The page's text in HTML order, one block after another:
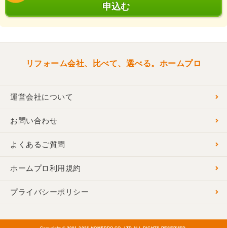
申込む
リフォーム会社、比べて、選べる。ホームプロ
運営会社について
お問い合わせ
よくあるご質問
ホームプロ利用規約
プライバシーポリシー